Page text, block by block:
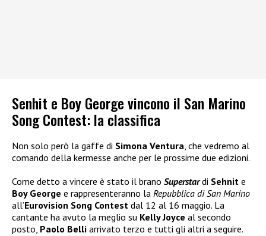
Senhit e Boy George vincono il San Marino
Song Contest: la classifica
Non solo però la gaffe di Simona Ventura, che vedremo al
comando della kermesse anche per le prossime due edizioni.
Come detto a vincere è stato il brano Superstardi Sehnit e
Boy George e rappresenteranno la Repubblica di San Marino
all’Eurovision Song Contest dal 12 al 16 maggio. La
cantante ha avuto la meglio su Kelly Joyce al secondo
posto, Paolo Belli arrivato terzo e tutti gli altri a seguire.